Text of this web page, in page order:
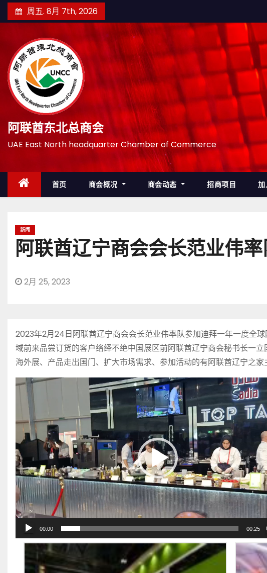
至
周五. 8月 7th, 2026
阿联酋东北总商会
UAE East North headquarter Chamber of Commerce
首页 商会概况 商会动态 招商项目
新闻
阿联酋辽宁商会会长范业伟
2月 25, 2023
2023年2月24日阿联酋辽宁商会会长范业伟率队参加迪拜一年一度全
域前来品尝订货的客户络绎不绝中国展区前阿联酋辽宁商会秘书长一
海外展、产品走出国门、扩大市场需求、参加活动的有阿联酋辽宁之家
视
放
器
00:00 00:25